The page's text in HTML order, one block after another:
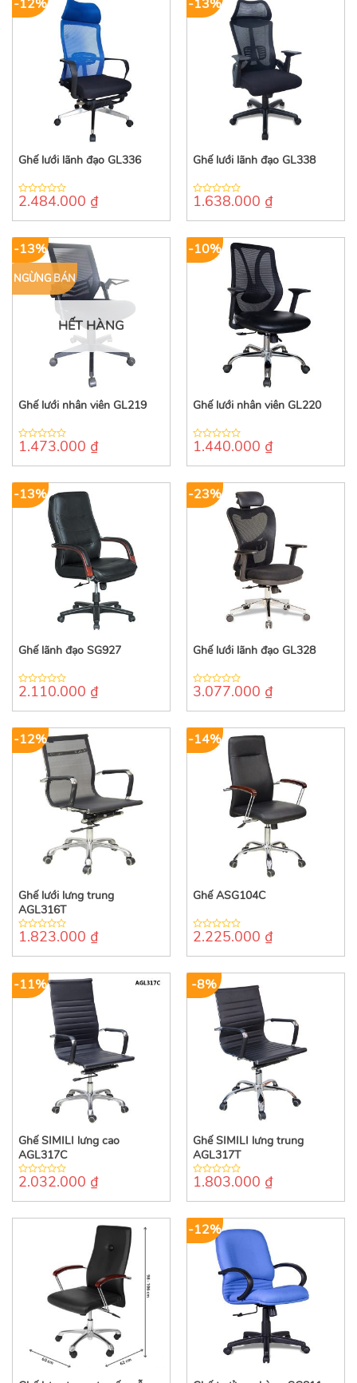
-12%
Ghế lưới lãnh đạo GL336
0
of
2.484.000 ₫
-13%
Ghế lưới lãnh đạo GL338
0
of
1.638.000 ₫
-13%
NGỪNG BÁN
HẾT HÀNG
Ghế lưới nhân viên GL219
0
of
1.473.000 ₫
-10%
Ghế lưới nhân viên GL220
0
of
1.440.000 ₫
-13%
Ghế lãnh đạo SG927
0
of
2.110.000 ₫
-23%
Ghế lưới lãnh đạo GL328
0
of
3.077.000 ₫
-12%
Ghế lưới lưng trung
AGL316T
0
of
1.823.000 ₫
-14%
Ghế ASG104C
0
of
2.225.000 ₫
-11%
Ghế SIMILI lưng cao
AGL317C
0
of
2.032.000 ₫
-8%
Ghế SIMILI lưng trung
AGL317T
0
of
1.803.000 ₫
-12%